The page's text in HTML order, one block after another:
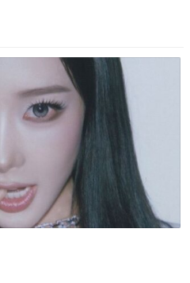
る大捜査線 THE MOVIE 5️⃣
ルー 7️⃣天と地と 8️⃣永遠の0
位 キングダム 魂の決戦←🆕